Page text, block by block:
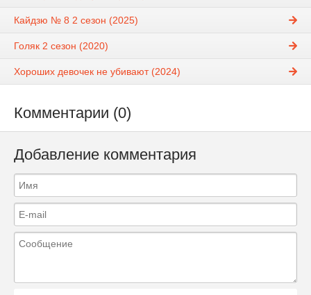
Кайдзю № 8 2 сезон (2025)
Голяк 2 сезон (2020)
Хороших девочек не убивают (2024)
Комментарии (0)
Добавление комментария